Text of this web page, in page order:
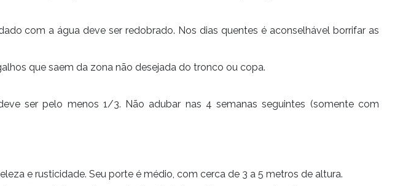
com a água deve ser redobrado. Nos dias quentes é aconselhável borrifar as
que saem da zona não desejada do tronco ou copa.
ser pelo menos 1/3. Não adubar nas 4 semanas seguintes (somente com
e rusticidade. Seu porte é médio, com cerca de 3 a 5 metros de altura.